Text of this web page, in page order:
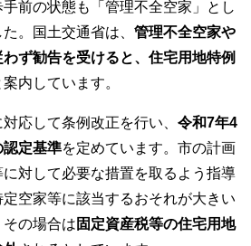
前の状態も「管理不全空家」とし
。国土交通省は、 管理不全空家や
ず勧告を受けると、住宅用地特例
案内しています。
応して条例改正を行い、 令和7年4
認定基準を定めています。市の計画
対して必要な措置を取るよう指導
空家等に該当するおそれが大きい
の場合は 固定資産税等の住宅用地